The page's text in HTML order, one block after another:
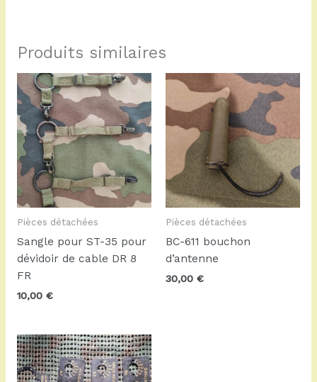
Produits similaires
Pièces détachées
Sangle pour ST-35 pour
dévidoir de cable DR 8
FR
10,00 €
Pièces détachées
BC-611 bouchon
d’antenne
30,00 €